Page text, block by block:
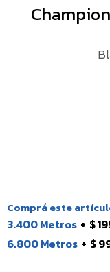
Comprá este
3.400 Metros $
6.800 Metros $